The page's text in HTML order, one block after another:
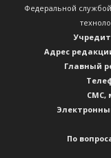
Федеральной
Адрес
Главный
CМС,
По